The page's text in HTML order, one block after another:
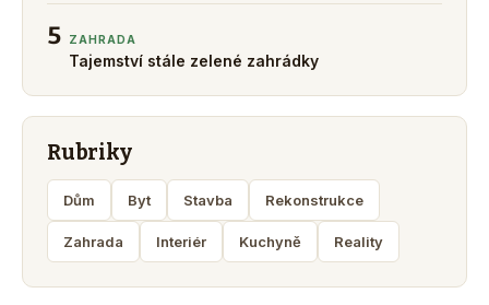
5 ZAHRADA
Tajemství stále zelené zahrádky
Rubriky
Dům Byt Stavba Rekonstrukce
Zahrada Interiér Kuchyně Reality